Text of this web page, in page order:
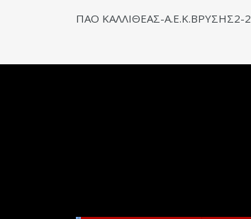
ΠΑΟ ΚΑΛΛΙΘΕΑΣ-Α.Ε.Κ.ΒΡΥΣΗΣ2-2